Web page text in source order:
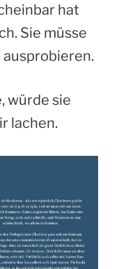
hat
Sie müsse
würde sie
lachen.